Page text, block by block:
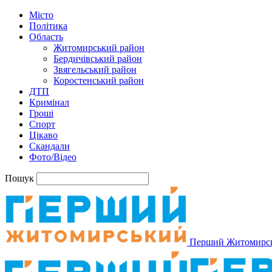
Місто
Політика
Область
Житомирський район
Бердичівський район
Звягельський район
Коростенський район
ДТП
Кримінал
Гроші
Спорт
Цікаво
Скандали
Фото/Відео
Пошук
Перший